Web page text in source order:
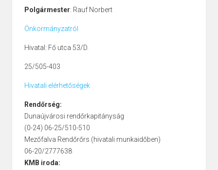
Polgármester: Rauf Norbert
Önkormányzatról
Hivatal: Fő utca 53/D.
25/505-403
Hivatali elérhetőségek
Rendőrség:
Dunaújvárosi rendőrkapitányság
(0-24) 06-25/510-510
Mezőfalva Rendőrőrs (hivatali munkaidőben)
06-20/2777638
KMB iroda: